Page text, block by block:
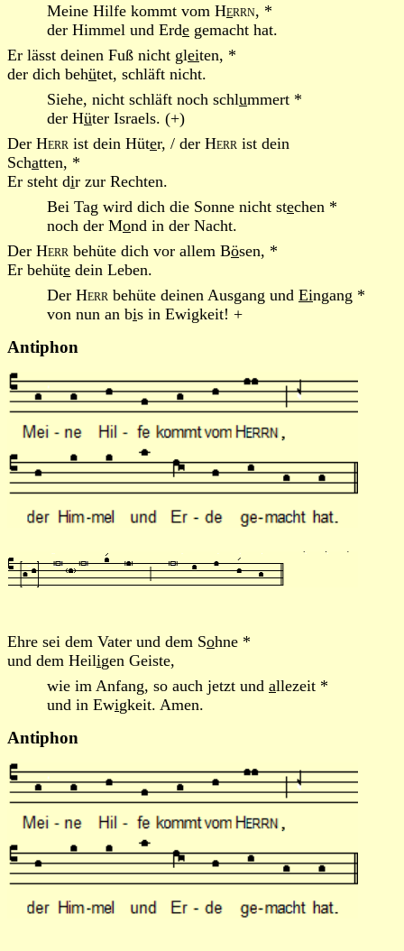
Meine Hilfe kommt vom Herrn, *
der Himmel und Erde gemacht hat.
Er lässt deinen Fuß nicht gleiten, *
der dich behütet, schläft nicht.
Siehe, nicht schläft noch schlummert *
der Hüter Israels. (+)
Der Herr ist dein Hüter, / der Herr ist dein
Schatten, *
Er steht dir zur Rechten.
Bei Tag wird dich die Sonne nicht stechen *
noch der Mond in der Nacht.
Der Herr behüte dich vor allem Bösen, *
Er behüte dein Leben.
Der Herr behüte deinen Ausgang und Eingang *
von nun an bis in Ewigkeit! +
Antiphon
Ehre sei dem Vater und dem Sohne *
und dem Heiligen Geiste,
wie im Anfang, so auch jetzt und allezeit *
und in Ewigkeit. Amen.
Antiphon